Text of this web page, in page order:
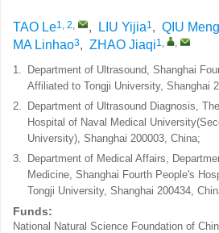
TAO Le1, 2, , LIU Yijia1, QIU
MA Linhao3, ZHAO Jiaqi1, ,
1.
Department of Ultrasound, Shanghai
Affiliated to Tongji University, Shanghai
2.
Department of Ultrasound Diagnosis,
Hospital of Naval Medical
University), Shanghai 200003, China;
3.
Department of Medical Affairs,
Medicine, Shanghai Fourth People's
Tongji University, Shanghai 200434,
Funds:
National Natural Science Foundation of